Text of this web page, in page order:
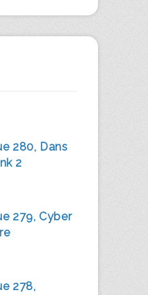
280, Dans
2
279, Cyber
278,